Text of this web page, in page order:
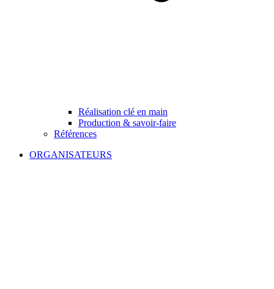
Réalisation clé en main
Production & savoir-faire
Références
ORGANISATEURS